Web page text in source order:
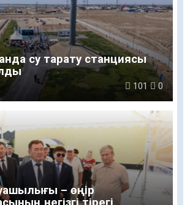
су тарату станциясы
101 0
– өңір